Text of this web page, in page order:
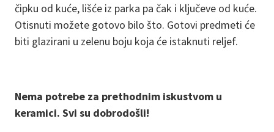
čipku od kuće, lišće iz parka pa čak i ključeve od kuće.
Otisnuti možete gotovo bilo što. Gotovi predmeti će
biti glazirani u zelenu boju koja će istaknuti reljef.
Nema potrebe za prethodnim iskustvom u
keramici. Svi su dobrodošli!